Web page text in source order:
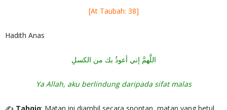
[At Taubah: 38]
Hadith Anas
اللَّهمَّ إني أعوذُ بك من الكسلِ
Ya Allah, aku berlindung daripada sifat malas
✍ Tahqiq: Matan ini diambil secara spontan, matan yang betul